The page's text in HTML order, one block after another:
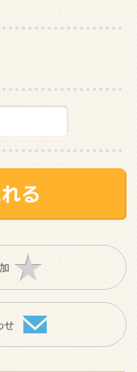
せ